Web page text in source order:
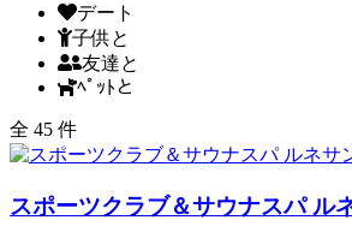
デート
子供と
友達と
ﾍﾟｯﾄと
全 45 件
スポーツクラブ＆サウナスパ ル